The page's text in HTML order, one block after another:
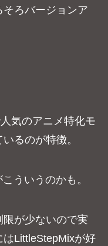
ろバージョンア
気のアニメ特化モ
るのが特徴。
ういうのかも。
が少ないので実
LittleStepMixが好